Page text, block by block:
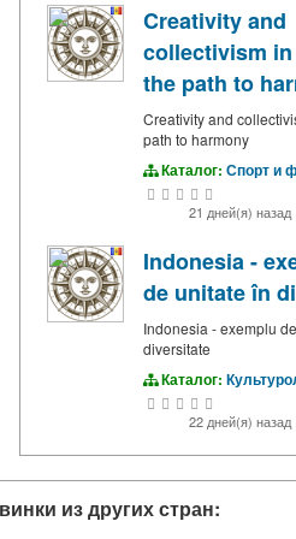
Creativity and
collectivism
the path to
Creativity and
path to harmony
Каталог: Спорт и
21 дней(я) назад
Indonesia -
de unitate în
Indonesia - exemplu
diversitate
Каталог:
22 дней(я) назад
из других стран: